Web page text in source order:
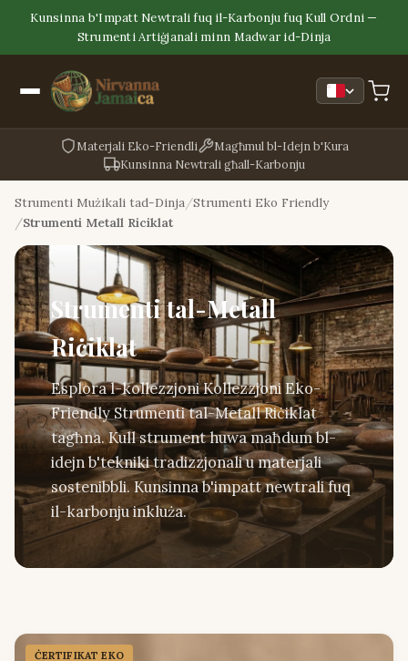
Kunsinna b'Impatt Newtrali fuq il-Karbonju fuq Kull Ordni —
Strumenti Artiġjanali minn Madwar id-Dinja
Materjali Eko-Friendli
Magħmul bl-Idejn b'Kura
Kunsinna Newtrali għall-Karbonju
Strumenti Mużikali tad-Dinja Strumenti Eko Friendly
Strumenti Metall Riciklat
Strumenti tal-Metall
Riċiklat
Esplora l-kollezzjoni Kollezzjoni Eko-
Friendly Strumenti tal-Metall Riċiklat
tagħna. Kull strument huwa maħdum bl-
idejn b'tekniki tradizzjonali u materjali
sostenibbli. Kunsinna b'impatt newtrali fuq
il-karbonju inkluża.
ĊERTIFIKAT EKO